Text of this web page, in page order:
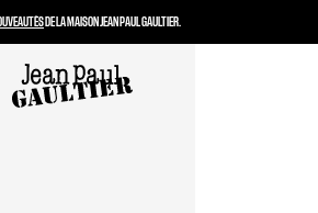
DE LA MAISON JEAN PAUL GAULTIER.